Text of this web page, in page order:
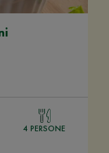
4 PERSONE